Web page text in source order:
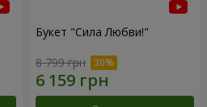
Букет "Сила Любви!"
8 799 грн